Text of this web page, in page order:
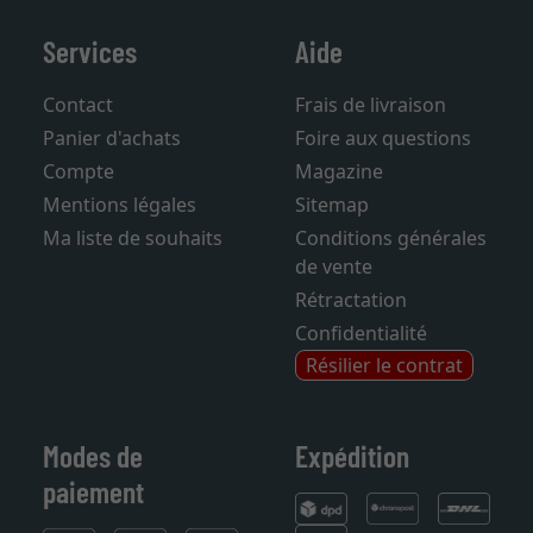
Services
Contact
Panier d'achats
Compte
Mentions légales
Ma liste de souhaits
Aide
Frais de livraison
Foire aux questions
Magazine
Sitemap
Conditions générales
de vente
Rétractation
Confidentialité
Résilier le contrat
Modes de
paiement
Expédition